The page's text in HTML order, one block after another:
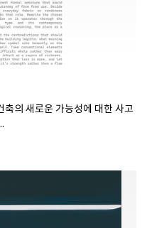
의 새로운 가능성에 대한 사고